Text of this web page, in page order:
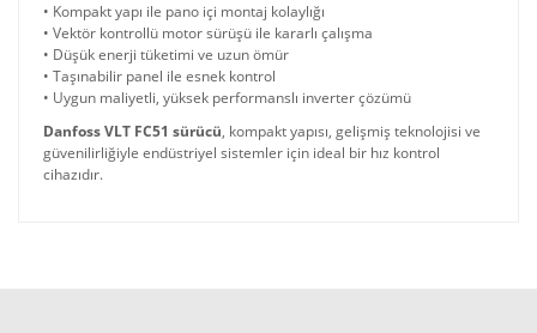
• Kompakt yapı ile pano içi montaj kolaylığı
• Vektör kontrollü motor sürüşü ile kararlı çalışma
• Düşük enerji tüketimi ve uzun ömür
• Taşınabilir panel ile esnek kontrol
• Uygun maliyetli, yüksek performanslı inverter çözümü
Danfoss VLT FC51 sürücü, kompakt yapısı, gelişmiş teknolojisi ve
güvenilirliğiyle endüstriyel sistemler için ideal bir hız kontrol
cihazıdır.